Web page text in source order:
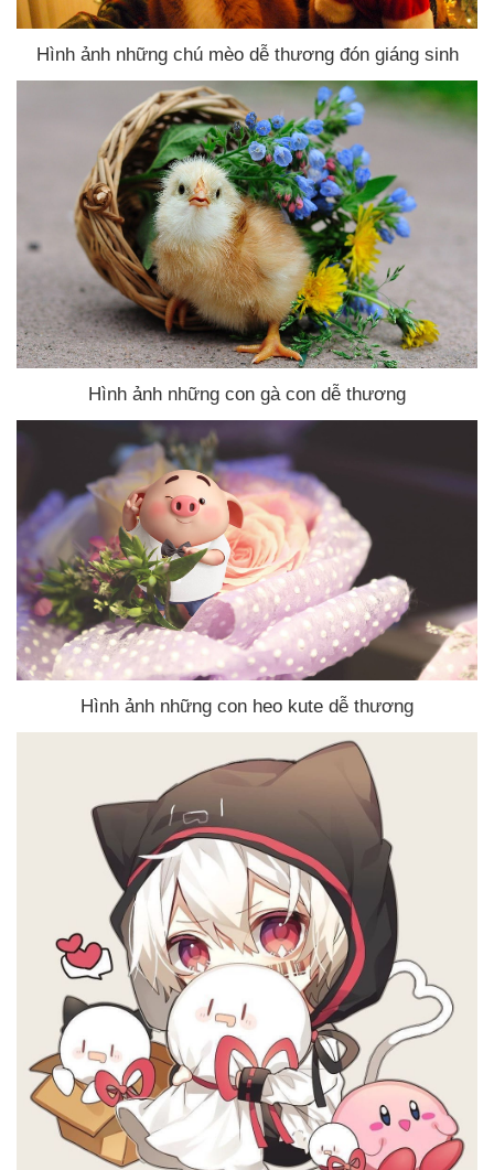
Hình ảnh những chú mèo dễ thương đón giáng sinh
Hình ảnh những con gà con dễ thương
Hình ảnh những con heo kute dễ thương